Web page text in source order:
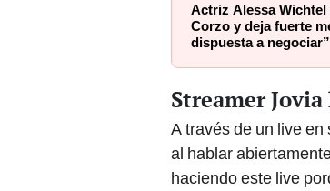
Actriz Alessa
Corzo y deja fuerte
dispuesta a negociar”
Streamer
A través de un live en
al hablar
haciendo este live